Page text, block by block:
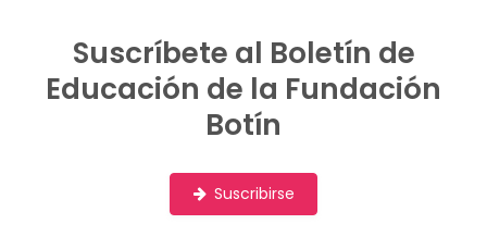
Suscríbete al Boletín de
Educación de la Fundación
Botín
Suscribirse